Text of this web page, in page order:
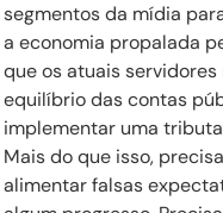
segmentos da mídia
a economia propalada
que os atuais
equilíbrio das contas
implementar uma
Mais do que isso,
alimentar falsas